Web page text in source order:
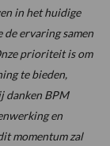
in het huidige
ervaring samen
prioriteit is om
te bieden,
danken BPM
en
momentum zal